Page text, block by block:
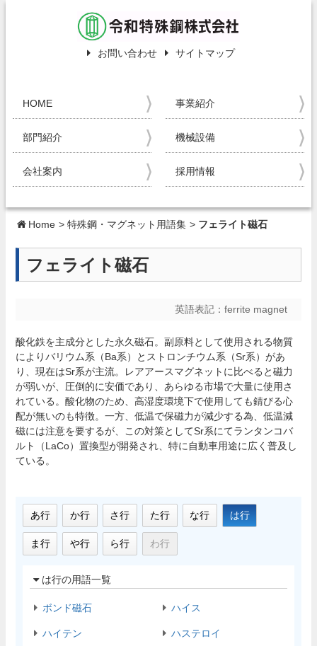
お問い合わせ サイトマップ
HOME 事業紹介
部門紹介 機械設備
会社案内 採用情報
Home > 特殊鋼・マグネット用語集 > フェライト磁石
フェライト磁石
英語表記： ferrite magnet
酸化鉄を主成分とした永久磁石。副原料として使用される物質
によりバリウム系（Ba系）とストロンチウム系（Sr系）があ
り、現在はSr系が主流。レアアースマグネットに比べると磁力
が弱いが、圧倒的に安価であり、あらゆる市場で大量に使用さ
れている。酸化物のため、高湿度環境下で使用しても錆びる心
配が無いのも特徴。一方、低温で保磁力が減少する為、低温減
磁には注意を要するが、この対策としてSr系にてランタンコバ
ルト（LaCo）置換型が開発され、特に自動車用途に広く普及し
ている。
あ行 か行 さ行 た行 な行 は行
ま行 や行 ら行 わ行
は行の用語一覧
ボンド磁石 ハイス
ハイテン ハステロイ